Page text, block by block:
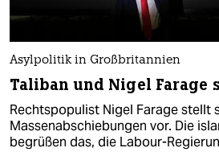
Asylpolitik in Großbritannien
Taliban und Nigel Farage
Rechtspopulist Nigel Farage stellt
Massenabschiebungen vor. Die
begrüßen das, die Labour-